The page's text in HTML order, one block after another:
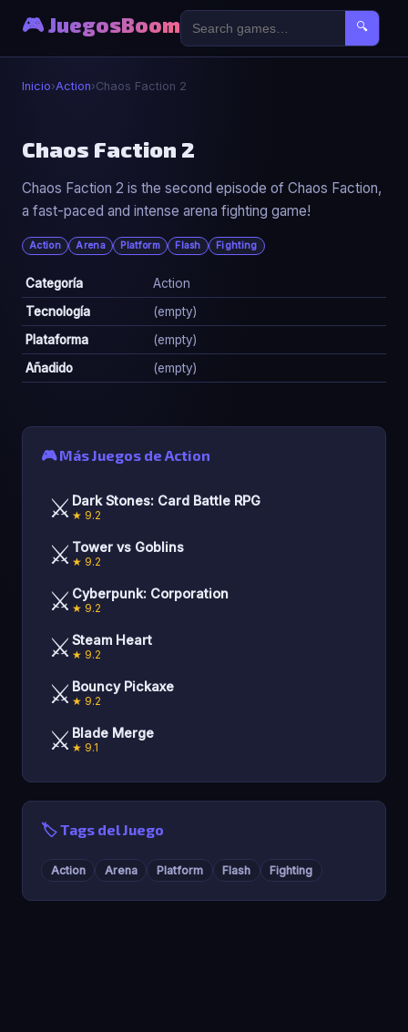
🎮 JuegosBoom 🔍
Inicio›Action›Chaos Faction 2
⚔️
Chaos Faction 2
▶ Jugar Ahora
Chaos Faction 2
Chaos Faction 2 is the second episode of Chaos Faction,
a fast-paced and intense arena fighting game!
Action Arena Platform Flash Fighting
Categoría
Action
Tecnología
(empty)
Plataforma
(empty)
Añadido
(empty)
🎮 Más Juegos de Action
⚔️ Dark Stones: Card Battle RPG
★ 9.2
⚔️ Tower vs Goblins
★ 9.2
⚔️ Cyberpunk: Corporation
★ 9.2
⚔️ Steam Heart
★ 9.2
⚔️ Bouncy Pickaxe
★ 9.2
⚔️ Blade Merge
★ 9.1
🏷️ Tags del Juego
Action Arena Platform Flash Fighting